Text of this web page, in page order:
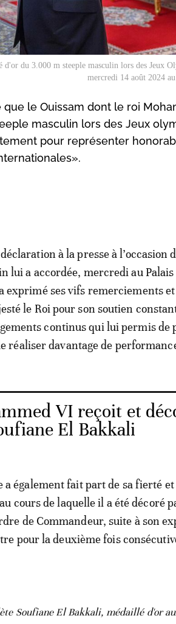
du 3.000 m steeple masculin lors des Jeux
mercredi 14 août 2024
le Ouissam dont le roi
masculin lors des Jeux
pour représenter
à la presse à l’occasion
lui a accordée, mercredi au
exprimé ses vifs remerciements
le Roi pour son soutien
continus qui lui permis de
réaliser davantage de
VI reçoit et
El Bakkali
également fait part de sa fierté
cours de laquelle il a été décoré
de Commandeur, suite à son
pour la deuxième fois
Soufiane El Bakkali, médaillé d'or